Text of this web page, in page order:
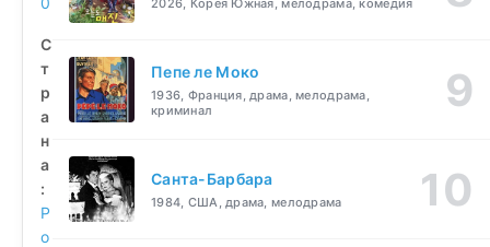
С
т
р
а
н
а
:
Р
о
Пепе ле Моко
1936, Франция, драма, мелодрама,
криминал
Санта-Барбара
1984, США, драма, мелодрама